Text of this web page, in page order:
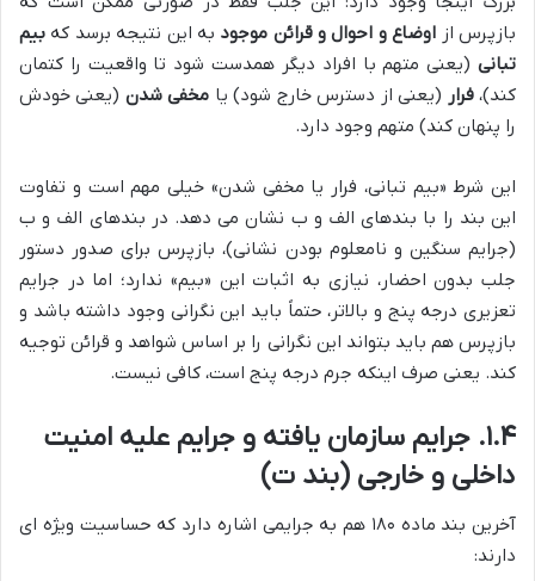
بازپرس از اوضاع و احوال و قرائن موجود به این نتیجه برسد که بیم
تبانی (یعنی متهم با افراد دیگر همدست شود تا واقعیت را کتمان
کند)،فرار (یعنی از دسترس خارج شود) یا مخفی شدن (یعنی خودش
را پنهان کند) متهم وجود دارد.
این شرط «بیم تبانی، فرار یا مخفی شدن» خیلی مهم است و تفاوت
این بند را با بندهای الف و ب نشان می دهد. در بندهای الف و ب
(جرایم سنگین و نامعلوم بودن نشانی)، بازپرس برای صدور دستور
جلب بدون احضار، نیازی به اثبات این «بیم» ندارد؛ اما در جرایم
تعزیری درجه پنج و بالاتر، حتماً باید این نگرانی وجود داشته باشد و
بازپرس هم باید بتواند این نگرانی را بر اساس شواهد و قرائن توجیه
کند. یعنی صرف اینکه جرم درجه پنج است، کافی نیست.
۱.۴. جرایم سازمان یافته و جرایم علیه امنیت
داخلی و خارجی (بند ت)
آخرین بند ماده ۱۸۰ هم به جرایمی اشاره دارد که حساسیت ویژه ای
دارند: